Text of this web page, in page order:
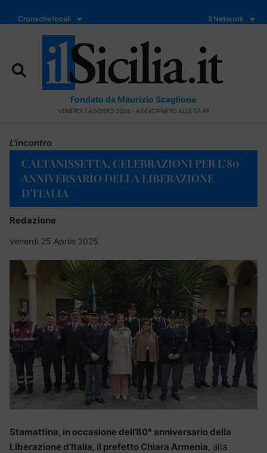
Cronache locali Il Network
Fondato da Maurizio Scaglione
VENERDÌ 7 AGOSTO 2026 - AGGIORNATO ALLE 07:49
L'incontro
CALTANISSETTA, CELEBRAZIONI PER L’80°
ANNIVERSARIO DELLA LIBERAZIONE
D’ITALIA
Redazione
venerdì 25 Aprile 2025
Stamattina, in occasione dell’80° anniversario della
Liberazione d’Italia, il prefetto Chiara Armenia, alla